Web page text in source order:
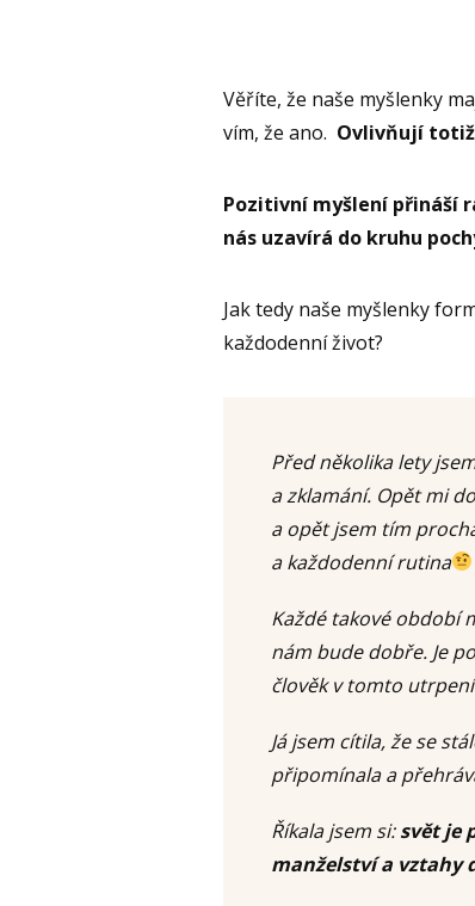
Věříte, že naše myšlenky
vím, že ano. Ovlivňují totiž
Pozitivní myšlení přináší
nás uzavírá do kruhu
Jak tedy naše myšlenky
každodenní život?
Před několika lety
a zklamání. Opět mi
a opět jsem tím
a každodenní rutina
Každé takové období
nám bude dobře. Je
člověk v tomto
Já jsem cítila, že se
připomínala a
Říkala jsem si:svět je
manželství a vztahy